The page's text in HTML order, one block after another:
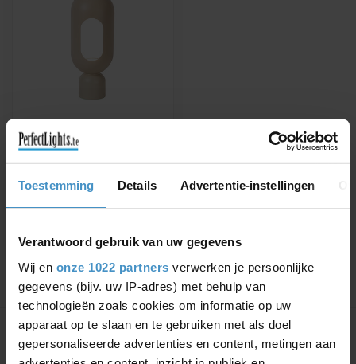
Toestemming Details Advertentie-instellingen
Verantwoord gebruik van uw gegevens
Wij en onze 1022 partners verwerken je persoonlijke
gegevens (bijv. uw IP-adres) met behulp van
technologieën zoals cookies om informatie op uw
apparaat op te slaan en te gebruiken met als doel
gepersonaliseerde advertenties en content, metingen aan
BARRIS - TAFELLAMP -
1XE27 - TAUPE
- Taupe - 05549/01/41 -
€62,95
Toon1-1van 1